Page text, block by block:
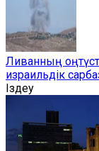
Ливанның
израильдік
Іздеу